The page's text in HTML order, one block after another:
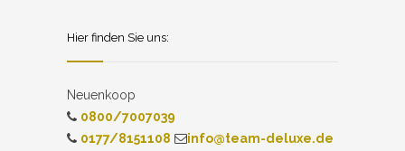
Hier finden Sie uns:
Neuenkoop
0800/7007039
0177/8151108
info@team-deluxe.de